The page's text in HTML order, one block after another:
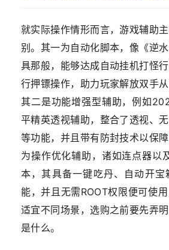
就实际操作情形而言，游戏辅助
别。其一为自动化脚本，像《逆
具那般，能够达成自动挂机打怪
行押镖操作，助力玩家解放双手从
其二是功能增强型辅助，例如
平精英透视辅助，整合了透视、
等功能，并且带有防封技术以保障
为操作优化辅助，诸如连点器以
本，其具备一键吃丹、自动开宝
能，并且无需ROOT权限便可使
适宜不同场景，选购之前要先弄
是什么。